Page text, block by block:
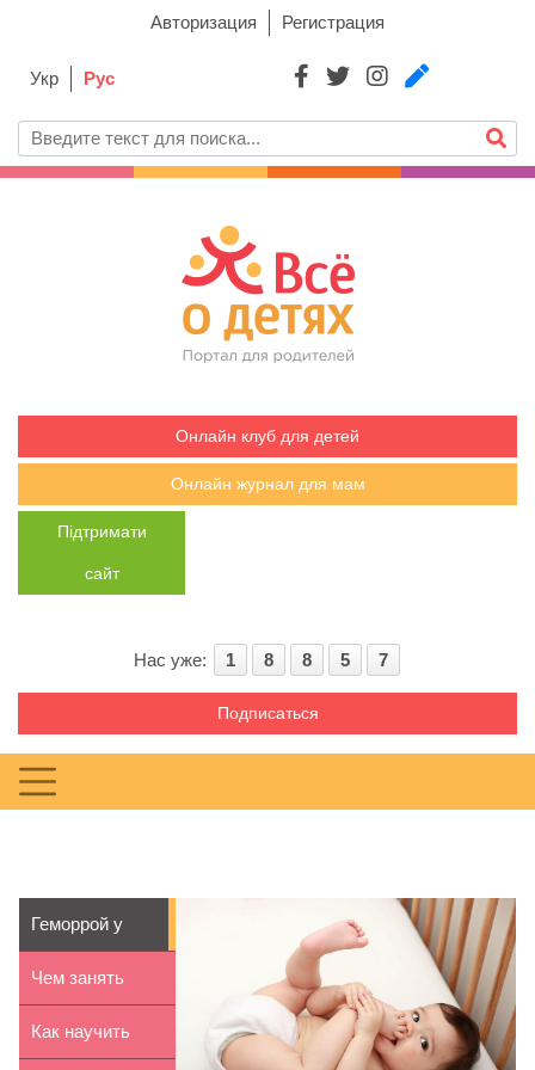
Авторизация Регистрация
Укр Рус
Онлайн клуб для детей
Онлайн журнал для мам
Підтримати
сайт
Нас уже: 1 8 8 5 7
Подписаться
Геморрой у
детей: причины,
симп...
Чем занять
ребенка в 4
Как научить